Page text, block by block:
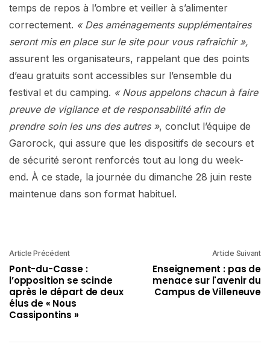
temps de repos à l’ombre et veiller à s’alimenter
correctement. « Des aménagements supplémentaires
seront mis en place sur le site pour vous rafraîchir »,
assurent les organisateurs, rappelant que des points
d’eau gratuits sont accessibles sur l’ensemble du
festival et du camping. « Nous appelons chacun à faire
preuve de vigilance et de responsabilité afin de
prendre soin les uns des autres », conclut l’équipe de
Garorock, qui assure que les dispositifs de secours et
de sécurité seront renforcés tout au long du week-
end. À ce stade, la journée du dimanche 28 juin reste
maintenue dans son format habituel.
Article Précédent
Pont-du-Casse :
l’opposition se scinde
après le départ de deux
élus de « Nous
Cassipontins »
Article Suivant
Enseignement : pas de
menace sur l'avenir du
Campus de Villeneuve